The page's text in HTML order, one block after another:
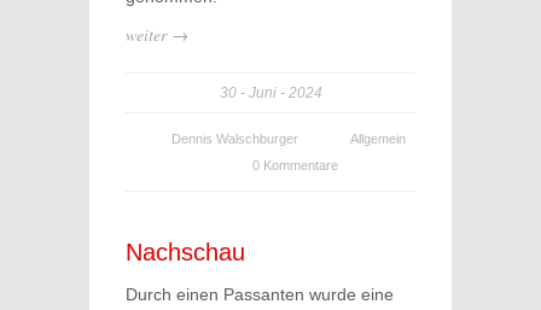
weiter →
30 Juni 2024
Dennis Walschburger
Allgemein
0 Kommentare
Nachschau
Durch einen Passanten wurde eine